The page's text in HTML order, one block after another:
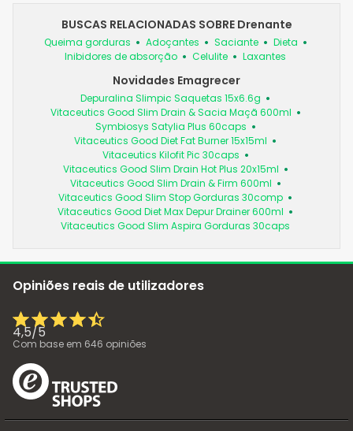
BUSCAS RELACIONADAS SOBRE Drenante
Queima gorduras Adoçantes Saciante
Dieta
Inibidores de absorção
Celulite Laxantes
Novidades Emagrecer
Depuralina Slimpic Saquetas 15x6.6g
Vitaceutics Good Slim Drain & Sacia Maçã 600ml
Symbiosys Satylia Plus 60caps
Vitaceutics Good Diet Fat Burner 15x15ml
Vitaceutics Kilofit Pic 30caps
Vitaceutics Good Slim Drain Hot Plus 20x15ml
Vitaceutics Good Slim Drain & Firm 600ml
Vitaceutics Good Slim Stop Gorduras 30comp
Vitaceutics Good Diet Max Depur Drainer 600ml
Vitaceutics Good Slim Aspira Gorduras 30caps
Opiniões reais de utilizadores
4,5/5
Com base em 646 opiniões